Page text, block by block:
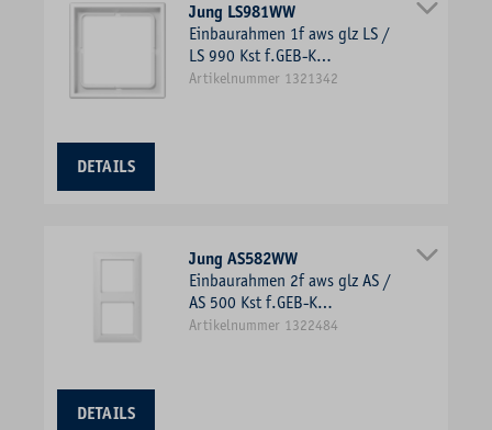
Jung LS981WW
Einbaurahmen 1f aws glz LS /
LS 990 Kst f.GEB-K
Unterputzmontage Duropl
Artikelnummer 1321342
DETAILS
Jung AS582WW
Einbaurahmen 2f aws glz AS /
AS 500 Kst f.GEB-K
Unterputzmontage Duropl
Artikelnummer 1322484
DETAILS